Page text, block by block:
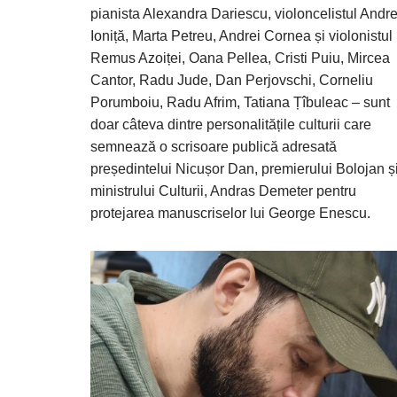
pianista Alexandra Dariescu, violoncelistul
Ioniță, Marta Petreu, Andrei Cornea și violonistul
Remus Azoiței, Oana Pellea, Cristi Puiu, Mircea
Cantor, Radu Jude, Dan Perjovschi, Corneliu
Porumboiu, Radu Afrim, Tatiana Țîbuleac – sunt
doar câteva dintre personalitățile culturii care
semnează o scrisoare publică adresată
președintelui Nicușor Dan, premierului Bolojan
ministrului Culturii, Andras Demeter pentru
protejarea manuscriselor lui George Enescu.